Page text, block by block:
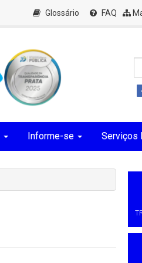
Glossário FAQ
Informe-se Serviços